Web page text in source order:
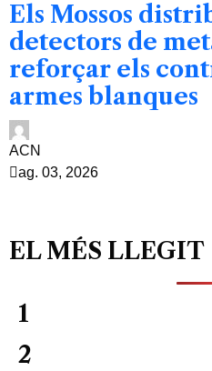
Els Mossos
detectors de
reforçar els
armes blanques
ACN
ag. 03, 2026
EL MÉS LLEGIT
1
2